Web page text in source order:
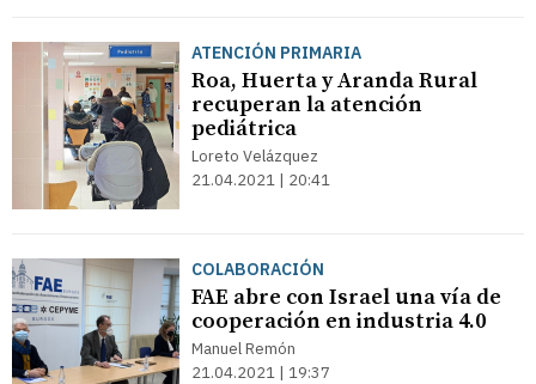
ATENCIÓN PRIMARIA
Roa, Huerta y Aranda Rural
recuperan la atención
pediátrica
Loreto Velázquez
21.04.2021 | 20:41
COLABORACIÓN
FAE abre con Israel una vía de
cooperación en industria 4.0
Manuel Remón
21.04.2021 | 19:37